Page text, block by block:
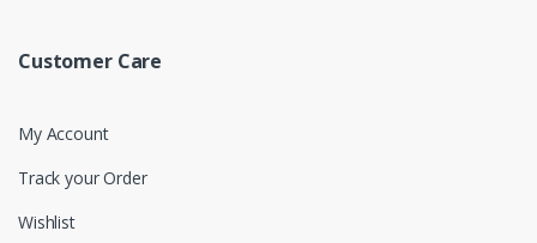
Customer Care
My Account
Track your Order
Wishlist